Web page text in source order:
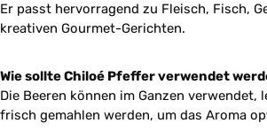
Er passt hervorragend zu Fleisch, Fisch,
kreativen Gourmet-Gerichten.
Wie sollte Chiloé Pfeffer verwendet
Die Beeren können im Ganzen
frisch gemahlen werden, um das Aroma